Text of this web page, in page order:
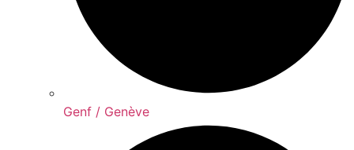
Genf / Genève